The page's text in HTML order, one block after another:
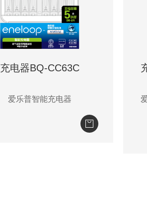
充电器BQ-CC63C
爱乐普智能充电器